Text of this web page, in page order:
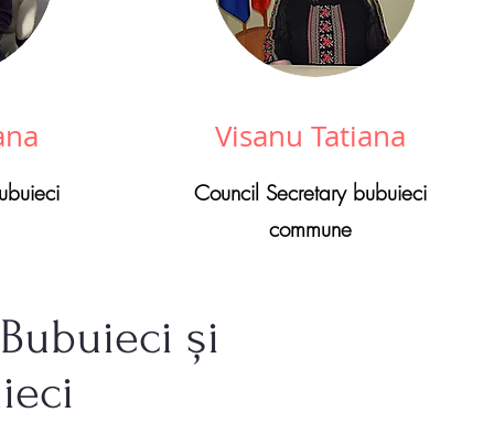
Visanu Tatiana
Council Secretary bubuieci
commune
Bubuieci și